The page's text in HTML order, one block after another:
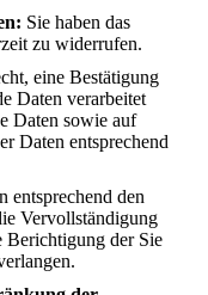
Sie haben das
zu widerrufen.
eine Bestätigung
Daten verarbeitet
Daten sowie auf
Daten entsprechend
entsprechend den
Vervollständigung
Berichtigung der Sie